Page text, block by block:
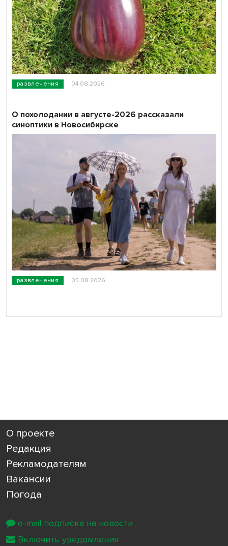
развлечения 04.08.2026
развлечения 05.08.2026
О похолодании в августе-2026 рассказали
синоптики в Новосибирске
О проекте
Редакция
Рекламодателям
Вакансии
Погода
e-mail подписка на новости
Включить уведомления